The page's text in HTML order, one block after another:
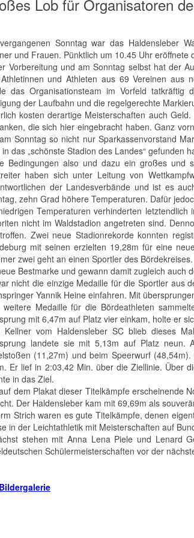
Lob für Organisatoren
Sonntag war das Haldensleber
und Frauen. Pünktlich um 10.45 Uhr
Vorbereitung und am Sonntag selbst hat der
und Athleten aus 69 Vereinen aus
das Organisationsteam im Vorfeld tatkräftig
der Laufbahn und die regelgerechte
kosten derartige Meisterschaften auch
die sich hier eingebracht haben. Ganz
Sonntag so nicht nur Sparkassenvorstand
das „schönste Stadion des Landes“ gefunden
Bedingungen also und dazu ein großes und
haben sich unter Leitung von
der Landesverbände und ist es
zehn Grad höhere Temperaturen. Dafür
Temperaturen verhinderten
nicht im Waldstadion angetreten sind.
Zwei neue Stadionrekorde konnten
mit seinen erzielten 19,28m für eine
zwei geht an einen Sportler des
Bestmarke und gewann damit zugleich auch
nicht die einzige Medaille für die Sportler aus
Yannik Heine einfahren. Mit
weitere Medaille für die Bördeathleten
mit 6,47m auf Platz vier einkam, holte er
Kellner vom Haldensleber SC blieb dieses
landete sie mit 5,13m auf Platz neun.
(11,27m) und beim Speerwurf
Er lief in 2:03,42 Min. über die Ziellinie. Über
in das Ziel.
dem Plakat dieser Titelkämpfe erscheinende
Der Haldensleber kam mit 69,69m als
Strich waren es gute Titelkämpfe, denen
in der Leichtathletik mit Meisterschaften auf
stehen mit Anna Lena Piele und Lenard
Schülermeisterschaften vor der